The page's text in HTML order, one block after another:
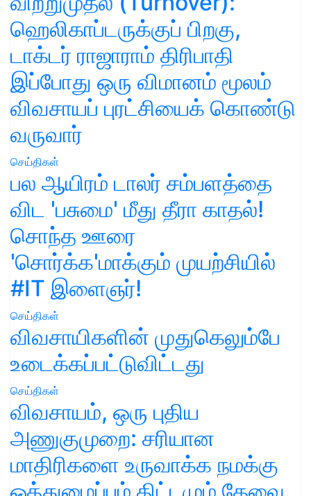
ஹெலிகாப்டருக்குப் பிறகு,
டாக்டர் ராஜாராம் திரிபாதி
இப்போது ஒரு விமானம் மூலம்
விவசாயப் புரட்சியைக் கொண்டு
வருவார்
செய்திகள்
பல ஆயிரம் டாலர் சம்பளத்தை
விட 'பசுமை' மீது தீரா காதல்!
சொந்த ஊரை
'சொர்க்க'மாக்கும் முயற்சியில்
#IT இளைஞர்!
செய்திகள்
விவசாயிகளின் முதுகெலும்பே
உடைக்கப்பட்டுவிட்டது
செய்திகள்
விவசாயம், ஒரு புதிய
அணுகுமுறை: சரியான
மாதிரிகளை உருவாக்க நமக்கு